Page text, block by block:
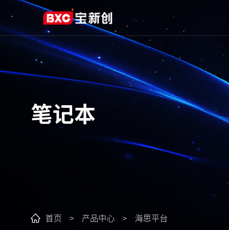
笔记本
首页 > 产品中心 > 海思平台